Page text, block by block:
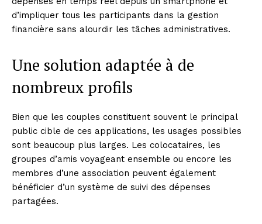
d’impliquer tous les participants dans la gestion
financière sans alourdir les tâches administratives.
Une solution adaptée à de
nombreux profils
Bien que les couples constituent souvent le principal
public cible de ces applications, les usages possibles
sont beaucoup plus larges. Les colocataires, les
groupes d’amis voyageant ensemble ou encore les
membres d’une association peuvent également
bénéficier d’un système de suivi des dépenses
partagées.